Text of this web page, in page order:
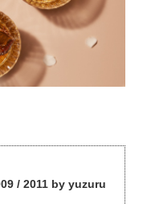
/ 2011 by yuzuru